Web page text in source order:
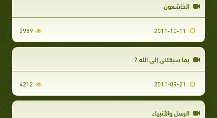
الخاشعون
2989
بما سبقتني إلى الله ?
4212
الرسل والأنبياء